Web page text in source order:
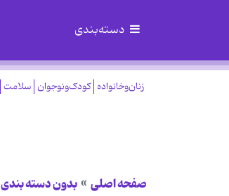
دسته‌بندی
زنان‌وخانواده کودک‌ونوجوان سلامت
صفحه اصلی بدون دسته بندی